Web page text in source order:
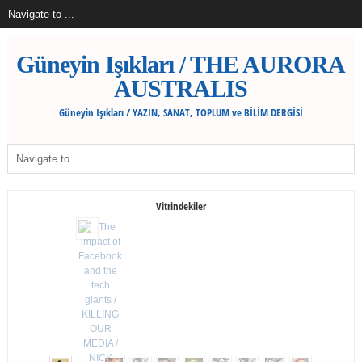
Güneyin Işıkları / THE AURORA
AUSTRALIS
Güneyin Işıkları / YAZIN, SANAT, TOPLUM ve BİLİM DERGİSİ
Vitrindekiler